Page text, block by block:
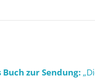
Buch zur Sendung: